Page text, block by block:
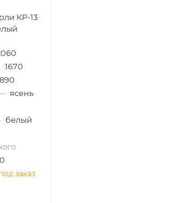
КР-13
1670
890
ясень
белый
заказ